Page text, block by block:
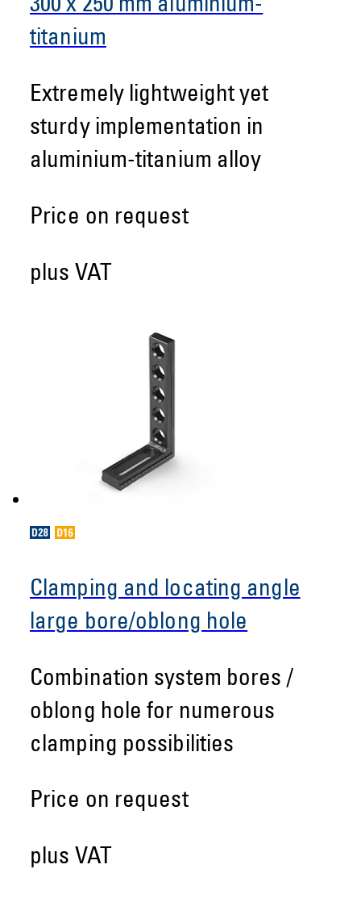
300 x 250 mm aluminium-
titanium
Extremely lightweight yet
sturdy implementation in
aluminium-titanium alloy
Price on request
plus VAT
Clamping and locating angle
large bore/oblong hole
Combination system bores /
oblong hole for numerous
clamping possibilities
Price on request
plus VAT